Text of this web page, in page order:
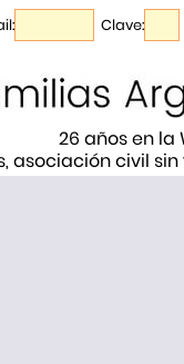
Clave:
26 años en la
asociación civil